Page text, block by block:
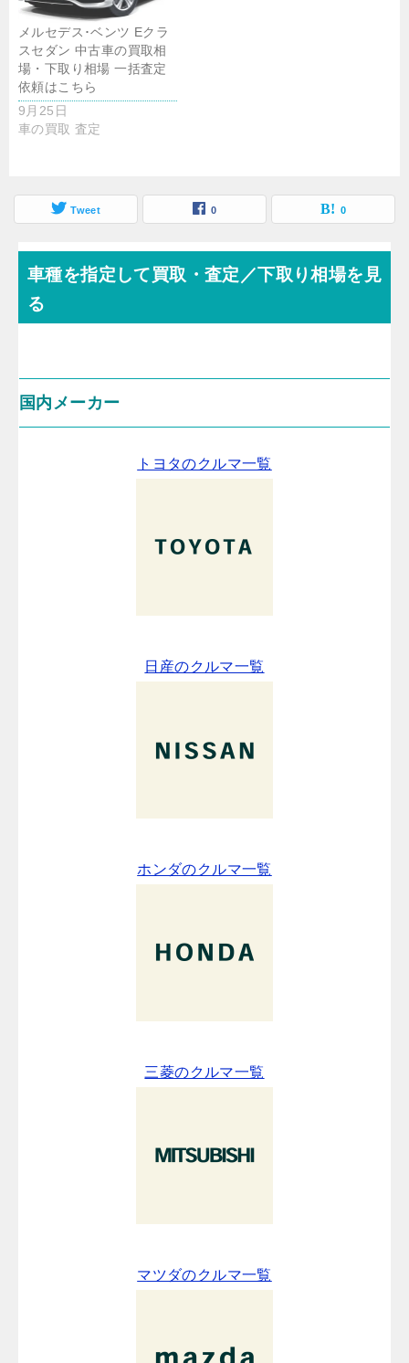
メルセデス･ベンツ Eクラ
スセダン 中古車の買取相
場・下取り相場 一括査定
依頼はこちら
9月25日
車の買取 査定
Tweet 0 0
車種を指定して買取・査定／下取り相場を見
る
国内メーカー
トヨタのクルマ一覧
日産のクルマ一覧
ホンダのクルマ一覧
三菱のクルマ一覧
マツダのクルマ一覧